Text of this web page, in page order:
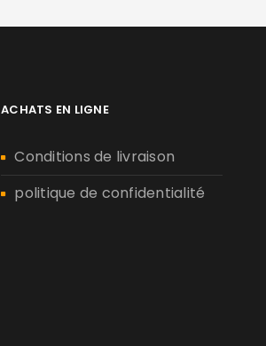
ACHATS EN LIGNE
Conditions de livraison
politique de confidentialité